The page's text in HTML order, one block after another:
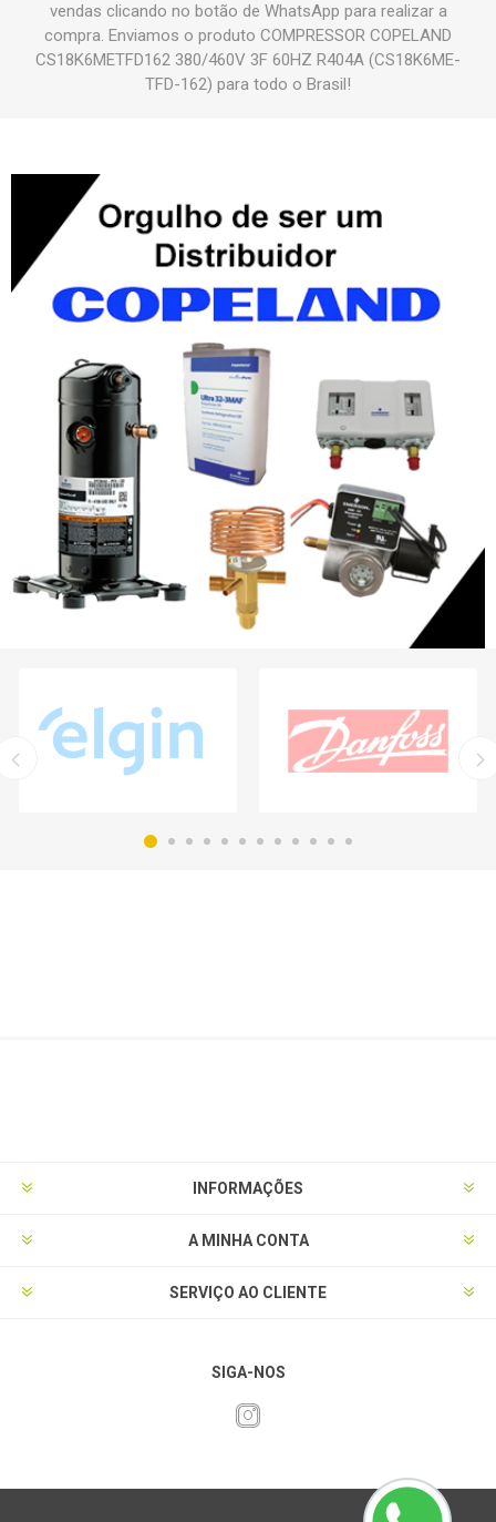
vendas clicando no botão de WhatsApp para realizar a
compra. Enviamos o produto COMPRESSOR COPELAND
CS18K6METFD162 380/460V 3F 60HZ R404A (CS18K6ME-
TFD-162) para todo o Brasil!
INFORMAÇÕES
A MINHA CONTA
SERVIÇO AO CLIENTE
SIGA-NOS